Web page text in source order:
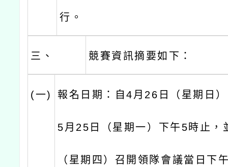
行。
三、 競賽資訊摘要如下：
(一) 報名日期：自4月26日（星期日
5月25日（星期一）下午5時止，
（星期四）召開領隊會議當日下